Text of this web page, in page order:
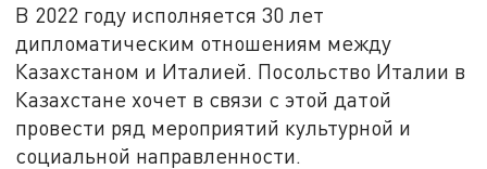
В 2022 году исполняется 30 лет
дипломатическим отношениям между
Казахстаном и Италией. Посольство Италии в
Казахстане хочет в связи с этой датой
провести ряд мероприятий культурной и
социальной направленности.